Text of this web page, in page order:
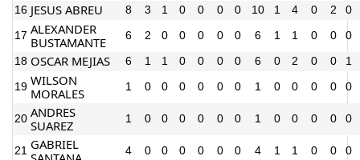
16 JESUS ABREU 8 3 1 0 0 0 0 10 1 4 0 2 0
17 ALEXANDER
BUSTAMANTE
6 2 0 0 0 0 0 6 1 1 0 0 0
18 OSCAR MEJIAS 6 1 1 0 0 0 0 6 0 2 0 0 1
19 WILSON
MORALES
1 0 0 0 0 0 0 1 0 0 0 0 0
20 ANDRES
SUAREZ
1 0 0 0 0 0 0 1 0 0 0 0 0
21 GABRIEL
4 0 0 0 0 0 0 4 1 1 0 0 0